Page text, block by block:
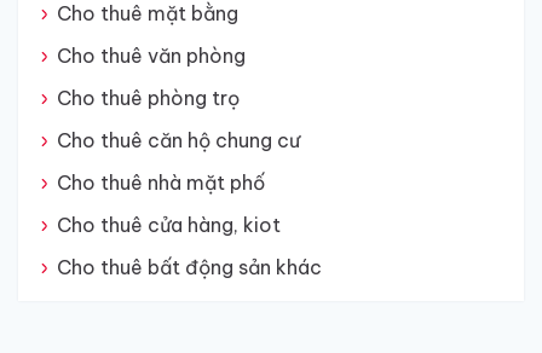
Cho thuê mặt bằng
Cho thuê văn phòng
Cho thuê phòng trọ
Cho thuê căn hộ chung cư
Cho thuê nhà mặt phố
Cho thuê cửa hàng, kiot
Cho thuê bất động sản khác